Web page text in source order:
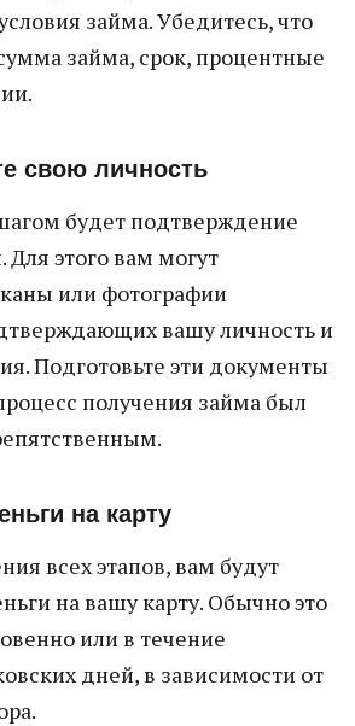
займа. Убедитесь, что
займа, срок, процентные
свою личность
будет подтверждение
этого вам могут
или фотографии
вашу личность и
Подготовьте эти документы
получения займа был
на карту
всех этапов, вам будут
на вашу карту. Обычно это
или в течение
дней, в зависимости от